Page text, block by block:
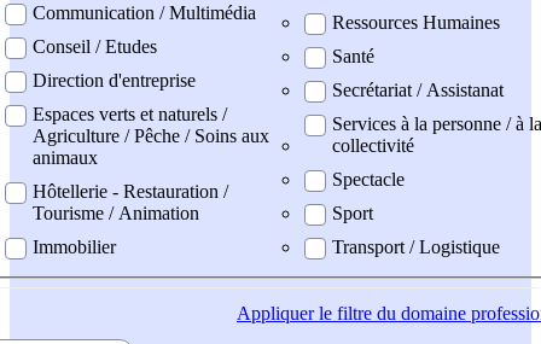
Communication / Multimédia
Conseil / Etudes
Direction d'entreprise
Espaces verts et naturels /
Agriculture / Pêche / Soins aux
animaux
Hôtellerie - Restauration /
Tourisme / Animation
Immobilier
Ressources Humaines
Santé
Secrétariat / Assistanat
Services à la personne / à la
collectivité
Spectacle
Sport
Transport / Logistique
Appliquerle filtre du domaine